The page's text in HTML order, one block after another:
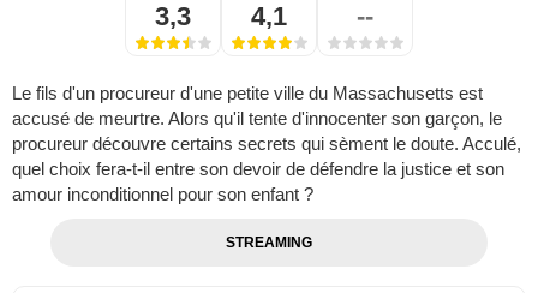
3,3 4,1 --
Le fils d'un procureur d'une petite ville du Massachusetts est
accusé de meurtre. Alors qu'il tente d'innocenter son garçon, le
procureur découvre certains secrets qui sèment le doute. Acculé,
quel choix fera-t-il entre son devoir de défendre la justice et son
amour inconditionnel pour son enfant ?
STREAMING